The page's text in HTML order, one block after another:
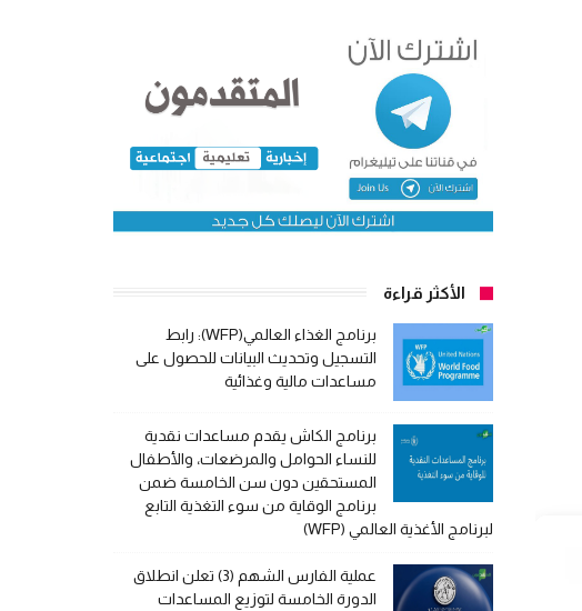
الأكثر قراءة
برنامج الغذاء العالمي(WFP): رابط
التسجيل وتحديث البيانات للحصول على
مساعدات مالية وغذائية
برنامج الكاش يقدم مساعدات نقدية
للنساء الحوامل والمرضعات، والأطفال
المستحقين دون سن الخامسة ضمن
برنامج الوقاية من سوء التغذية التابع
لبرنامج الأغذية العالمي (WFP)
عملية الفارس الشهم (3) تعلن انطلاق
الدورة الخامسة لتوزيع المساعدات